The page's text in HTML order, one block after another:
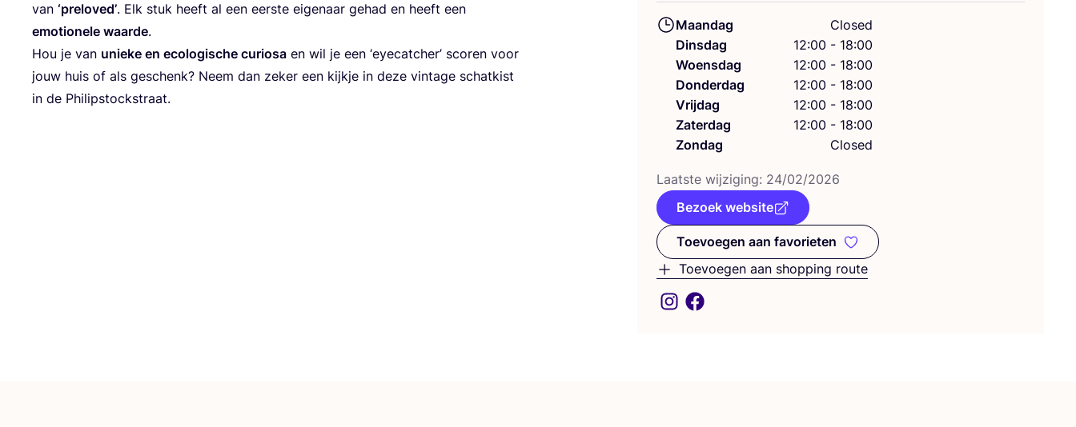
van ‘prel­oved’. Elk stuk heeft al een eer­ste eige­naar gehad en heeft een
emo­ti­o­ne­le waar­de.
Hou je van unie­ke en eco­lo­gi­sche curi­o­sa en wil je een ‘eye­cat­cher’ sco­ren voor
jouw huis of als geschenk? Neem dan zeker een kijk­je in deze vin­ta­ge schat­kist
in de Philipstockstraat.
Maandag
Closed
Dinsdag
12:00 - 18:00
Woensdag
12:00 - 18:00
Donderdag
12:00 - 18:00
Vrijdag
12:00 - 18:00
Zaterdag
12:00 - 18:00
Zondag
Closed
Laat­ste wij­zi­ging: 24/02/2026
Bezoek website
Toevoegen aan favorieten
Toevoegen aan favorieten
Toevoegen aan shopping route